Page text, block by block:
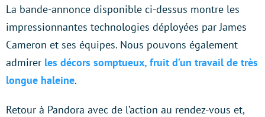
La bande-annonce disponible ci-dessus montre les
impressionnantes technologies déployées par James
Cameron et ses équipes. Nous pouvons également
admirer les décors somptueux, fruit d’un travail de très
longue haleine.
Retour à Pandora avec de l’action au rendez-vous et,